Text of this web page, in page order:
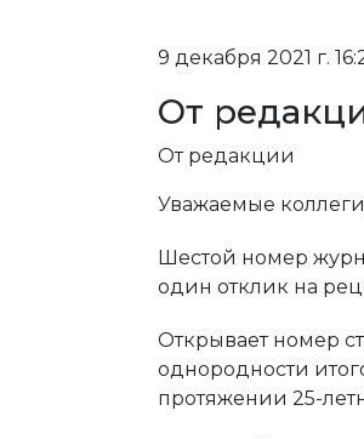
9 декабря 2021 г.
От
От редакции
Уважаемые
Шестой номер
один отклик на
Открывает номер
однородности
протяжении 25-